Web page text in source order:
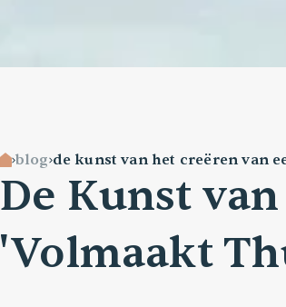
blog de kunst van het creëren van
De Kunst
'Volmaakt